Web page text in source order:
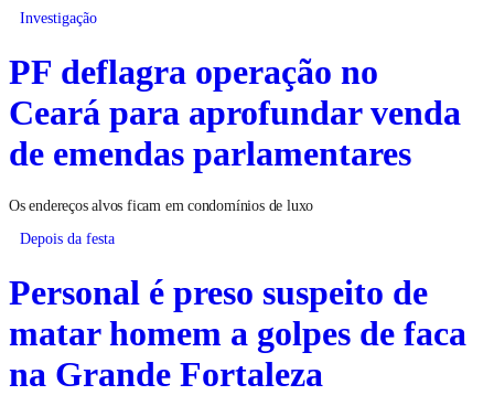
Investigação
PF deflagra operação no
Ceará para aprofundar venda
de emendas parlamentares
Os endereços alvos ficam em condomínios de luxo
Depois da festa
Personal é preso suspeito de
matar homem a golpes de faca
na Grande Fortaleza